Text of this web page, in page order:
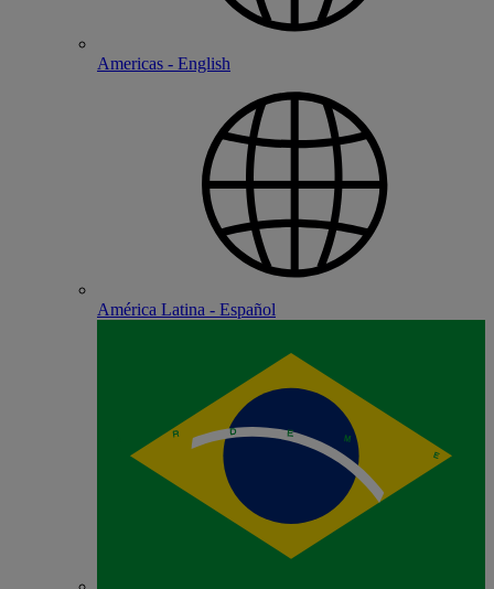
Americas - English
América Latina - Español